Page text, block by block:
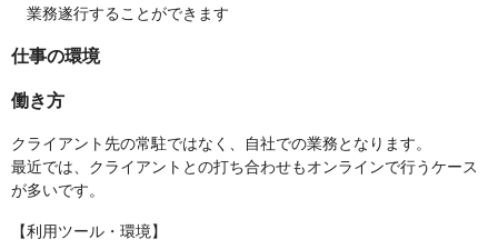
業務遂行することができます
仕事の環境
働き方
クライアント先の常駐ではなく、自社での業務となります。
最近では、クライアントとの打ち合わせもオンラインで行うケース
が多いです。
【利用ツール・環境】